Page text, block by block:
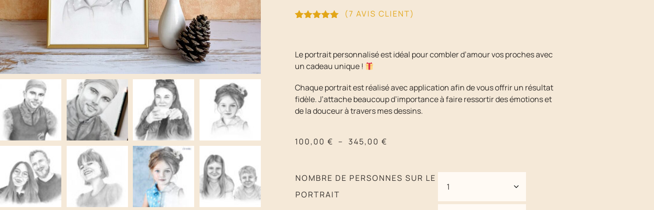
notations
client
(7 AVIS CLIENT)
Le portrait personnalisé est idéal pour combler d’amour vos proches avec
un cadeau unique !
Chaque portrait est réalisé avec application afin de vous offrir un résultat
fidèle. J’attache beaucoup d’importance à faire ressortir des émotions et
de la douceur à travers mes dessins.
100,00€ – 345,00€
NOMBRE DE PERSONNES SUR LE
PORTRAIT